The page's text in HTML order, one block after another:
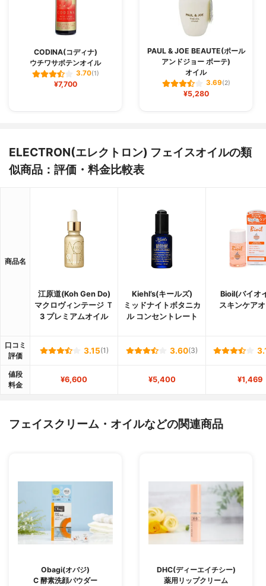
CODINA(コディナ)
ウチワサボテンオイル
3.70(1)
¥7,700
PAUL & JOE BEAUTE(ポール
アンドジョー ボーテ)
オイル
3.69(2)
¥5,280
ELECTRON(エレクトロン) フェイスオイルの類
似商品：評価・料金比較表
商品名
江原道(Koh Gen Do)
マクロヴィンテージ Ｔ
3 プレミアムオイル
Kiehl’s(キールズ)
ミッドナイトボタニカ
ル コンセントレート
Bioil(バイオ
スキンケア
口コミ
評価
3.15(1) 3.60(3)
値段
料金
¥6,600 ¥5,400 ¥1,469
フェイスクリーム・オイルなどの関連商品
Obagi(オバジ)
C 酵素洗顔パウダー
DHC(ディーエイチシー)
薬用リップクリーム